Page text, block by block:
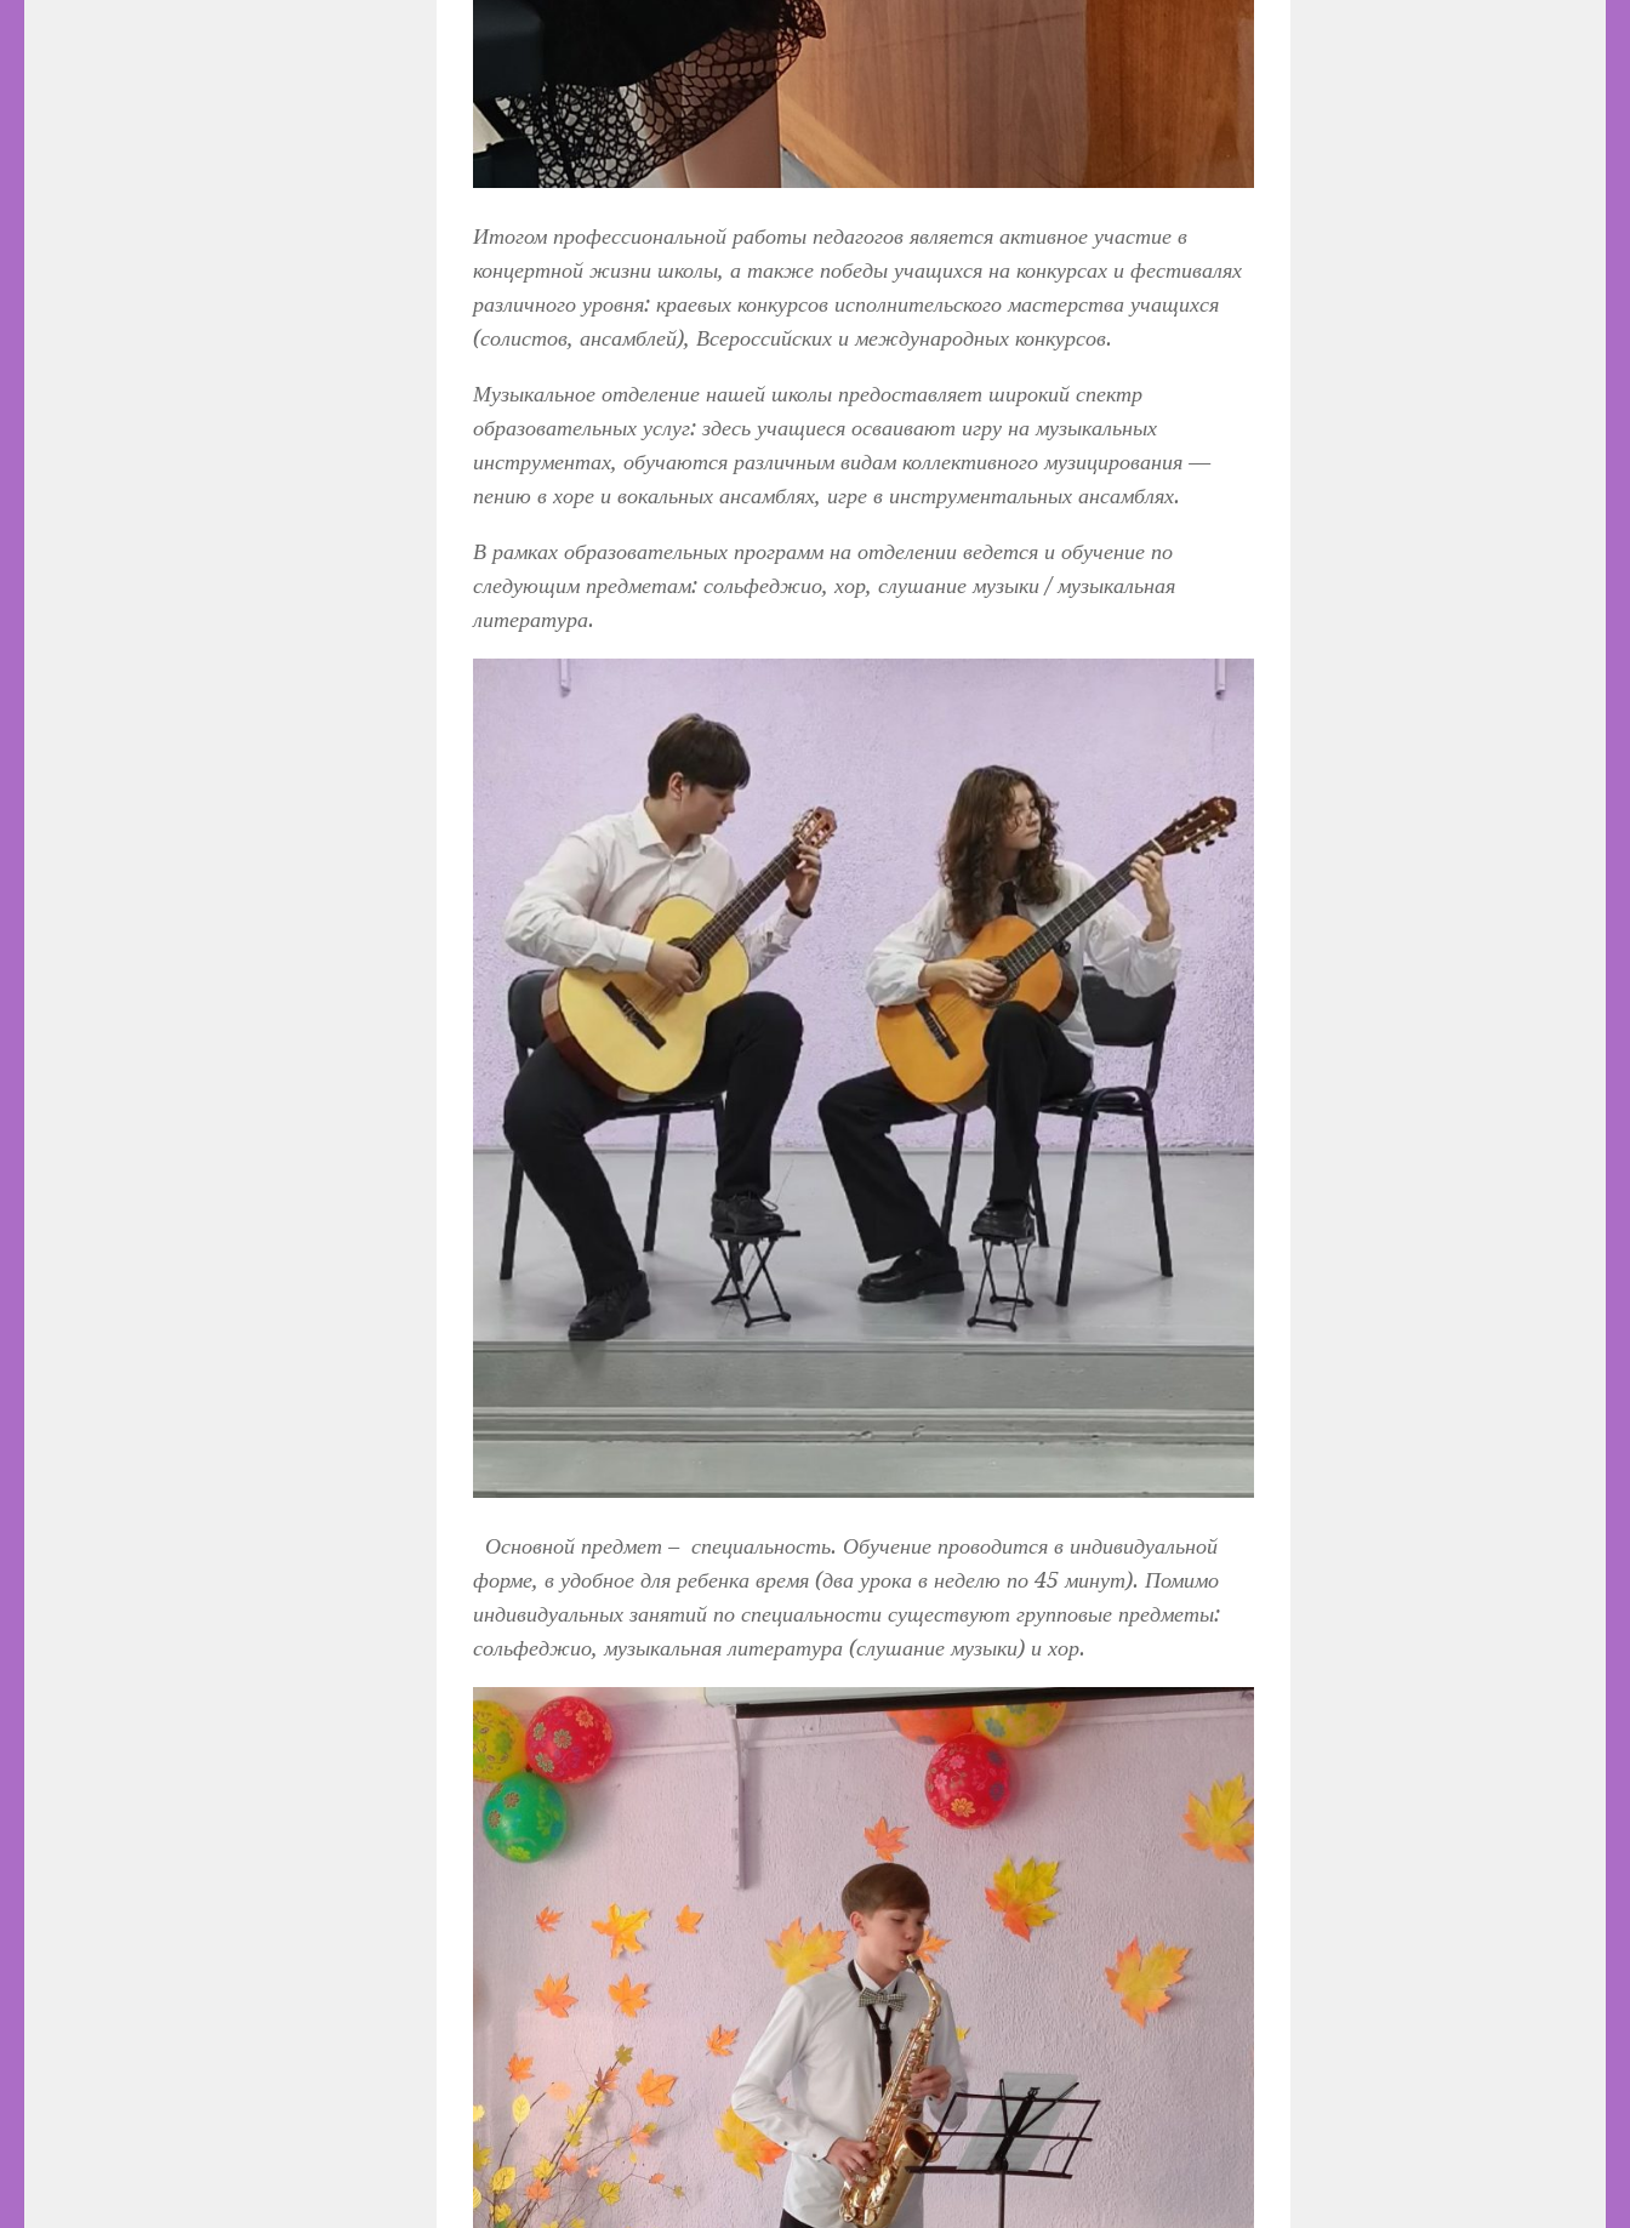
Итогом профессиональной работы педагогов является активное участие в
концертной жизни школы, а также победы учащихся на конкурсах и фестивалях
различного уровня: краевых конкурсов исполнительского мастерства учащихся
(солистов, ансамблей), Всероссийских и международных конкурсов.
Музыкальное отделение нашей школы предоставляет широкий спектр
образовательных услуг: здесь учащиеся осваивают игру на музыкальных
инструментах, обучаются различным видам коллективного музицирования —
пению в хоре и вокальных ансамблях, игре в инструментальных ансамблях.
В рамках образовательных программ на отделении ведется и обучение по
следующим предметам: сольфеджио, хор, слушание музыки / музыкальная
литература.
Основной предмет – специальность. Обучение проводится в индивидуальной
форме, в удобное для ребенка время (два урока в неделю по 45 минут). Помимо
индивидуальных занятий по специальности существуют групповые предметы:
сольфеджио, музыкальная литература (слушание музыки) и хор.